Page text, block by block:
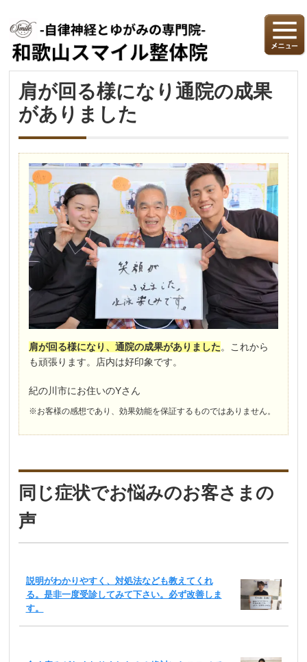
肩が回る様になり通院の成果
がありました
肩が回る様になり、通院の成果がありました。これから
も頑張ります。店内は好印象です。
紀の川市にお住いのYさん
※お客様の感想であり、効果効能を保証するものではありません。
同じ症状でお悩みのお客さまの
声
説明がわかりやすく、対処法なども教えてくれ
る。是非一度受診してみて下さい。必ず改善しま
す。